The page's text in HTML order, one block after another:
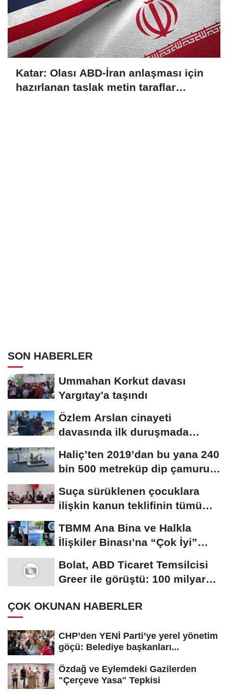
Katar: Olası ABD-İran anlaşması için
hazırlanan taslak metin taraflar
SON HABERLER
Ummahan Korkut davası
Yargıtay'a taşındı
Özlem Arslan cinayeti
davasında ilk duruşmada
Haliç’ten 2019’dan bu yana 240
bin 500 metreküp dip çamuru
Suça sürüklenen çocuklara
ilişkin kanun teklifinin tümü
TBMM Ana Bina ve Halkla
İlişkiler Binası’na “Çok İyi”
Bolat, ABD Ticaret Temsilcisi
Greer ile görüştü: 100 milyar
ÇOK OKUNAN HABERLER
CHP’den YENİ Parti’ye yerel yönetim
göçü: Belediye başkanları...
Özdağ ve Eylemdeki Gazilerden
"Çerçeve Yasa" Tepkisi